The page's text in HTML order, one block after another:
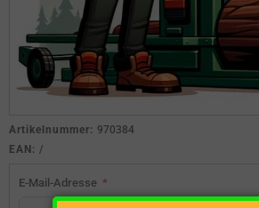
Artikelnummer: 970384
EAN: /
E-Mail-Adresse